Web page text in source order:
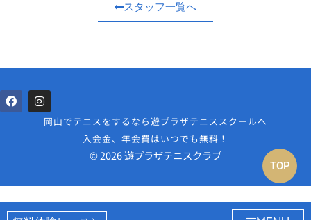
スタッフ一覧へ
岡山でテニスをするなら遊プラザテニススクールへ
入会金、年会費はいつでも無料！
© 2026 遊プラザテニスクラブ
TOP